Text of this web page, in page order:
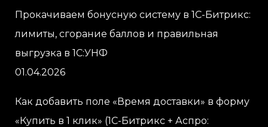
Прокачиваем бонусную систему в 1С-Битрикс:
лимиты, сгорание баллов и правильная
выгрузка в 1С:УНФ
01.04.2026
Как добавить поле «Время доставки» в форму
«Купить в 1 клик» (1С-Битрикс + Аспро: